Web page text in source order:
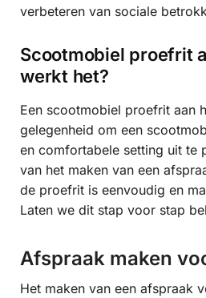
verbeteren van sociale
Scootmobiel proefrit
werkt het?
Een scootmobiel proefrit aan
gelegenheid om een
en comfortabele setting uit te
van het maken van een
de proefrit is eenvoudig en
Laten we dit stap voor stap
Afspraak maken
Het maken van een afspraak